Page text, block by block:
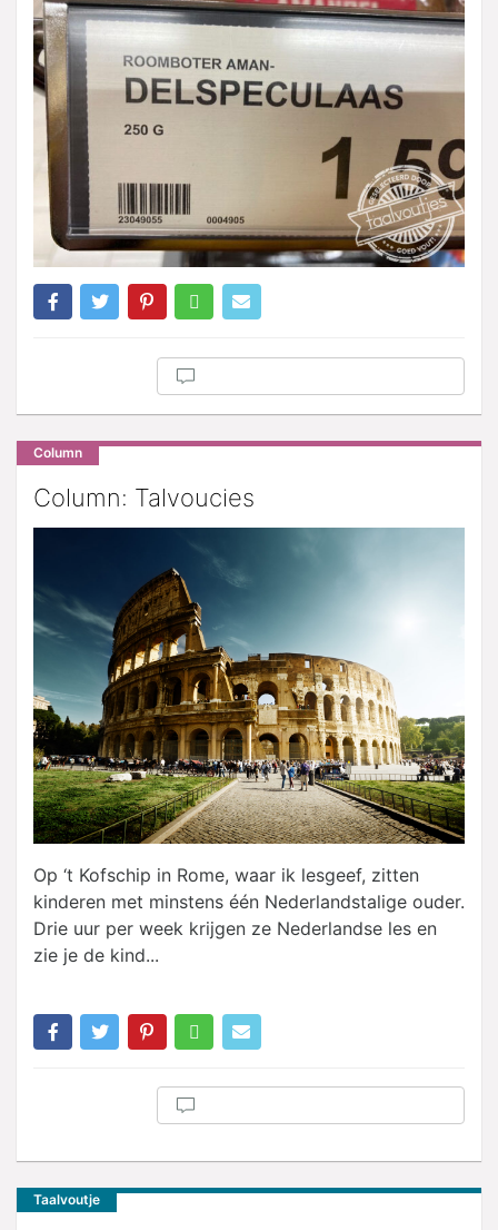
Column
Column: Talvoucies
Op ‘t Kofschip in Rome, waar ik lesgeef, zitten
kinderen met minstens één Nederlandstalige ouder.
Drie uur per week krijgen ze Nederlandse les en
zie je de kind...
Taalvoutje